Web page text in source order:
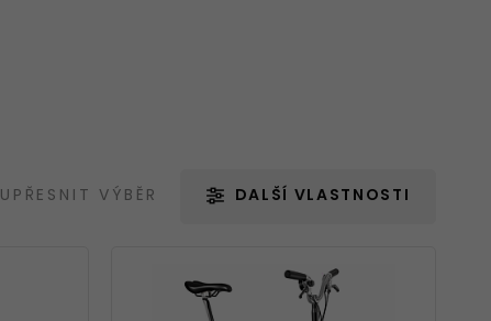
Zrcátka
UPŘESNIT VÝBĚR DALŠÍ VLASTNOSTI